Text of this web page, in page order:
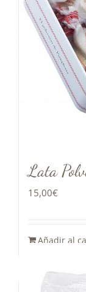
Lata
15,00€
Añadir al